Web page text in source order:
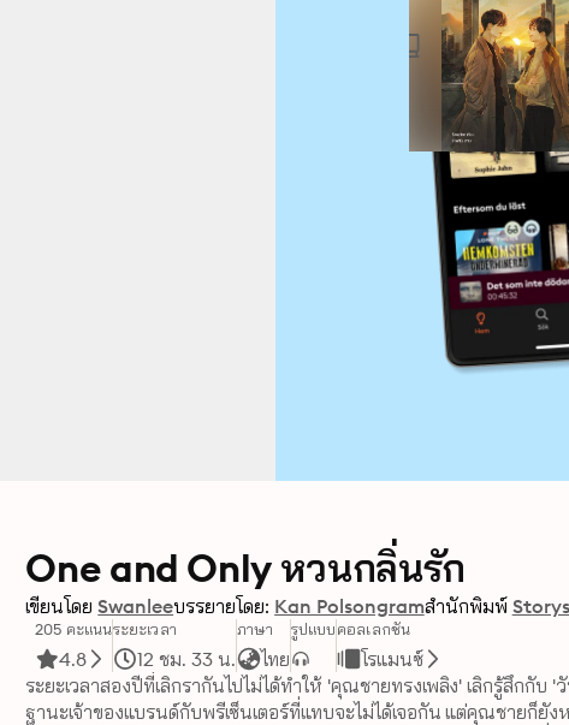
One and Only หวนกลิ่นรัก
เขียนโดย Swanleeบรรยายโดย: Kan Polsongramสำนักพิมพ์
205 คะแนน
4.8
ระยะเวลา
12 ชม. 33 น.
ภาษา
ไทย
รูปแบบคอลเลกชัน
โรแมนซ์
ระยะเวลาสองปีที่เลิกรากันไปไม่ได้ทำให้ 'คุณชายทรงเพลิง' เลิกรู้สึกกั
ฐานะเจ้าของแบรนด์กับพรีเซ็นเตอร์ที่แทบจะไม่ได้เจอกัน แต่คุณชายก็ยั